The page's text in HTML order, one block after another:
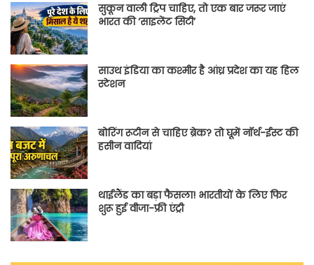
सुकून वाली ट्रिप चाहिए, तो एक बार जरूर जाएं
भारत की ‘साइलेंट सिटी’
साउथ इंडिया का कश्मीर है आंध्र प्रदेश का यह हिल
स्टेशन
बोरिंग रूटीन से चाहिए ब्रेक? तो घूमें नॉर्थ-ईस्ट की
हसीन वादियां
थाईलैंड का बड़ा फैसला! भारतीयों के लिए फिर
शुरू हुई वीजा-फ्री एंट्री